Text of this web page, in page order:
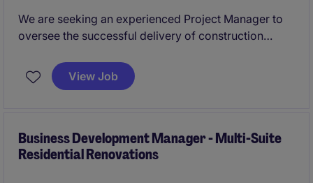
We are seeking an experienced Project Manager to
oversee the successful delivery of construction
management skills, a strong understanding of
construction processes, and the ability to lead teams
View Job
Business Development Manager - Multi-Suite
Residential Renovations